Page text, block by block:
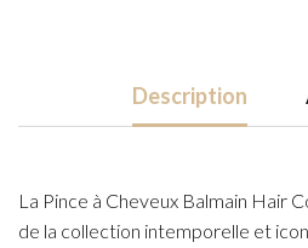
Description
La Pince à Cheveux Balmain Hair
de la collection intemporelle et